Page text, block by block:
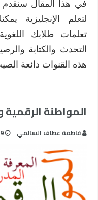
في هذا المقال
لتعلم الإنجليزية
تعلمات طلابك
التحدث والكتابة
هذه القنوات دائعة
المواطنة الرقمية
فاطمة عطاف السالمي